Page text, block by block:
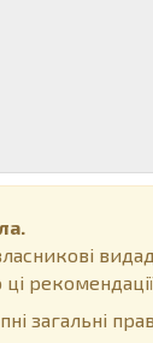
загальні